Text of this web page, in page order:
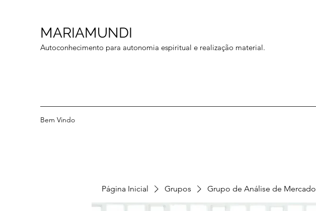
MARIAMUNDI
Autoconhecimento para autonomia espiritual e realização material.
Bem Vindo
Página Inicial Grupos Grupo de Análise de Mercado